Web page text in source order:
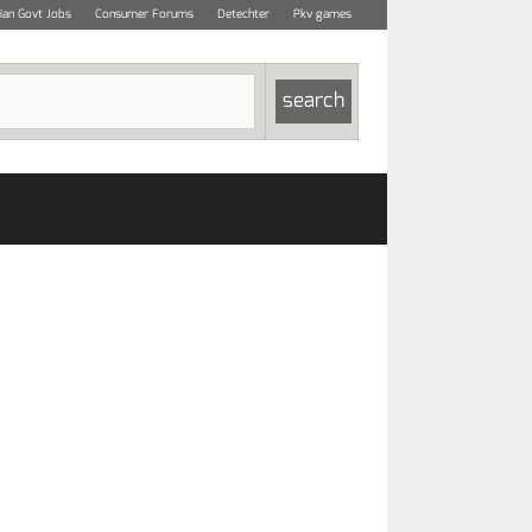
Govt Jobs Consumer Forums Detechter Pkv games